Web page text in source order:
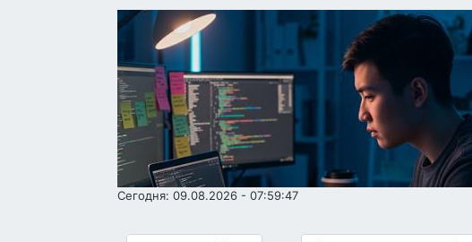
Сегодня: 09.08.2026 - 07:59:47